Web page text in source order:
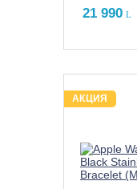
21 990
АКЦИЯ